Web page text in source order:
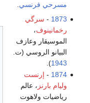
مسرحي فرنسي
1873
- سرگي
رخمانينوف،
الموسيقار وعازف
البيانو الروسي (ت.
1943
).
1874
- إرنست
وليام بارنز ، عالم
رياضيات ولاهوت